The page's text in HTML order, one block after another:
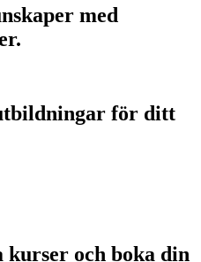
med
för ditt
och boka din